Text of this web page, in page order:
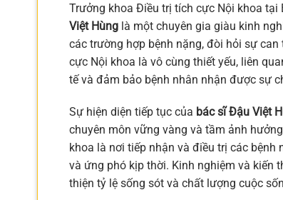
Trưởng khoa Điều trị tích cực Nội khoa
Việt Hùng là một chuyên gia giàu kinh
các trường hợp bệnh nặng, đòi hỏi sự
cực Nội khoa là vô cùng thiết yếu, liên
tế và đảm bảo bệnh nhân nhận được sự
Sự hiện diện tiếp tục của bác sĩ Đậu Việt
chuyên môn vững vàng và tầm ảnh
khoa là nơi tiếp nhận và điều trị các
và ứng phó kịp thời. Kinh nghiệm và kiến
thiện tỷ lệ sống sót và chất lượng cuộc